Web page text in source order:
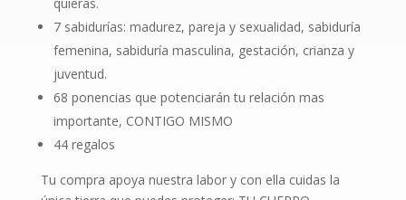
7 sabidurías: madurez, pareja y sexualidad, sabiduría
femenina, sabiduría masculina, gestación, crianza y
juventud.
68 ponencias que potenciarán tu relación mas
importante, CONTIGO MISMO
44 regalos
Tu compra apoya nuestra labor y con ella cuidas la